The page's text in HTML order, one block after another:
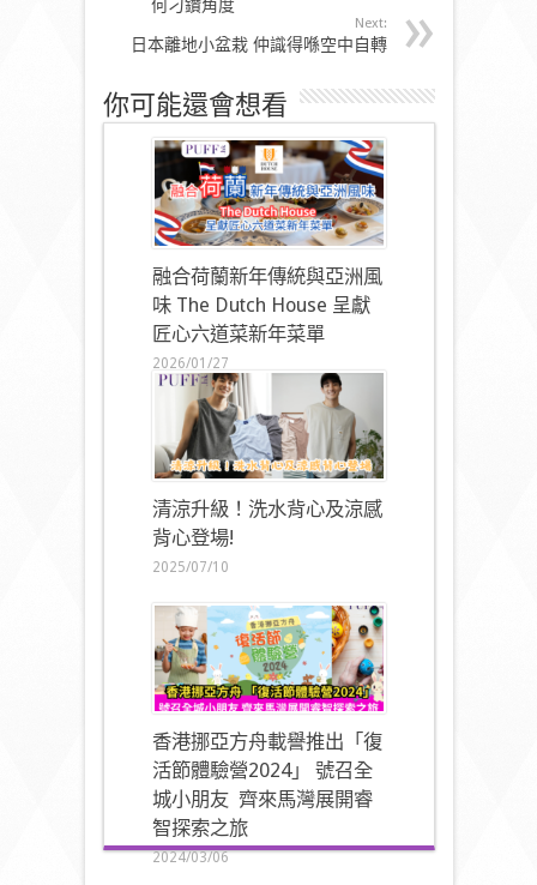
何刁鑽角度
Next:
日本離地小盆栽 仲識得喺空中自轉
你可能還會想看
融合荷蘭新年傳統與亞洲風
味 The Dutch House 呈獻
匠心六道菜新年菜單
2026/01/27
清涼升級！洗水背心及涼感
背心登場!
2025/07/10
香港挪亞方舟載譽推出「復
活節體驗營2024」 號召全
城小朋友 齊來馬灣展開睿
智探索之旅
2024/03/06